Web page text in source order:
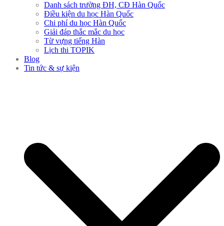
Danh sách trường ĐH, CĐ Hàn Quốc
Điều kiện du học Hàn Quốc
Chi phí du học Hàn Quốc
Giải đáp thắc mắc du học
Từ vựng tiếng Hàn
Lịch thi TOPIK
Blog
Tin tức & sự kiện